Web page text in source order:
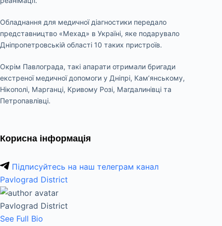
Обладнання для медичної діагностики передало
представництво «Мехад» в Україні, яке подарувало
Дніпропетровській області 10 таких пристроїв.
Окрім Павлограда, такі апарати отримали бригади
екстреної медичної допомоги у Дніпрі, Кам’янському,
Нікополі, Марганці, Кривому Розі, Магдалинівці та
Петропавлівці.
Корисна інформація
Підписуйтесь на наш телеграм канал
Pavlograd District
Pavlograd District
See Full Bio